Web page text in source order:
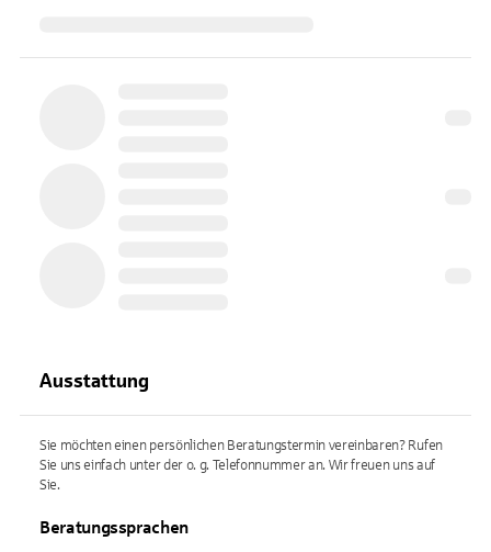
Ausstattung
Sie möchten einen persönlichen Beratungstermin vereinbaren? Rufen
Sie uns einfach unter der o. g. Telefonnummer an. Wir freuen uns auf
Sie.
Beratungssprachen